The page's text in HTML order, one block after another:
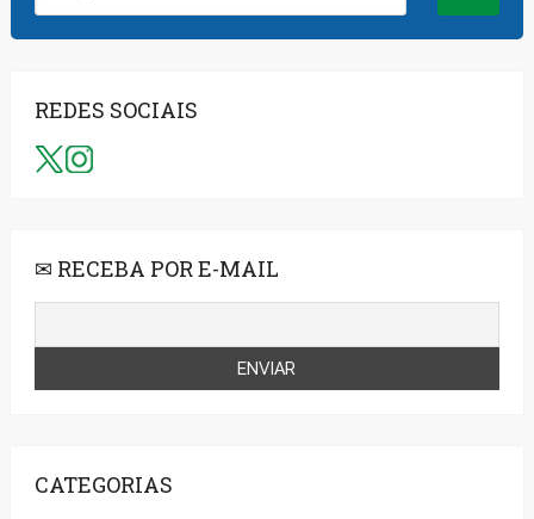
REDES SOCIAIS
✉ RECEBA POR E-MAIL
CATEGORIAS